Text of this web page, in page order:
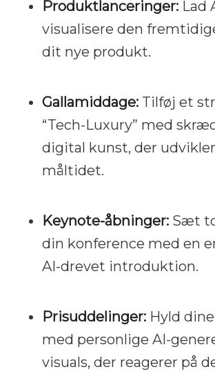
Produktlanceringer:Lad
visualisere den
dit nye produkt.
Gallamiddage:Tilføj et
“Tech-Luxury” med
digital kunst, der
måltidet.
Keynote-åbninger:Sæt
din konference med en
AI-drevet introduktion.
Prisuddelinger:Hyld
med personlige AI-
visuals, der reagerer på